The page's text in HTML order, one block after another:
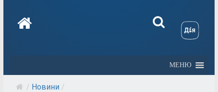
МЕНЮ
/ Новини /